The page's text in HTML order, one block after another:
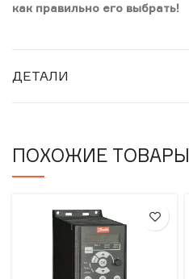
как правильно его выбрать!
ДЕТАЛИ
ПОХОЖИЕ ТОВАРЫ